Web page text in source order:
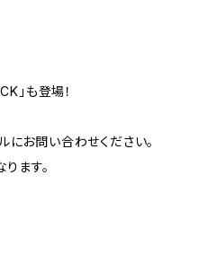
」も登場！
お問い合わせください。
ます。